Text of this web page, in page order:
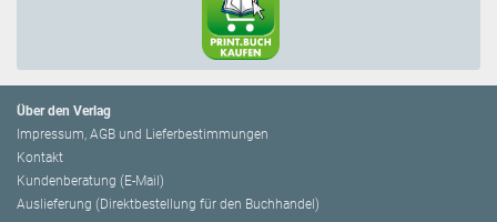
Über den Verlag
Impressum, AGB und Lieferbestimmungen
Kontakt
Kundenberatung (E-Mail)
Auslieferung (Direktbestellung für den Buchhandel)